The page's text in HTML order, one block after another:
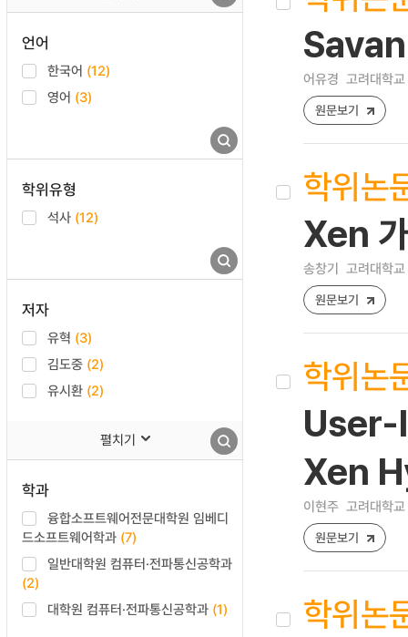
언어
한국어 (12)
영어 (3)
학위유형
석사 (12)
저자
유혁 (3)
김도중 (2)
유시환 (2)
펼치기
학과
융합소프트웨어전문대학원 임베디
드소프트웨어학과 (7)
일반대학원 컴퓨터·전파통신공학과
(2)
대학원 컴퓨터·전파통신공학과 (1)
어유경 고려대학
원문보기
학위논
Xen
송창기 고려대학
원문보기
학위논
Xen
이현주 고려대학
원문보기
학위논